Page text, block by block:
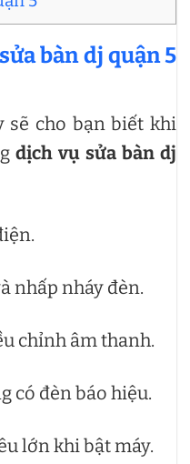
bàn dj quận 5
sẽ cho bạn biết khi
dịch vụ sửa bàn dj
nhấp nháy đèn.
chỉnh âm thanh.
có đèn báo hiệu.
lớn khi bật máy.